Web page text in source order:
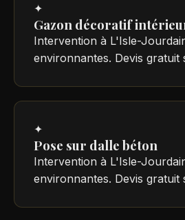
✦
Gazon décoratif
Intervention à L'Isle-
environnantes. Devis gratuit
✦
Pose sur dalle béton
Intervention à L'Isle-
environnantes. Devis gratuit